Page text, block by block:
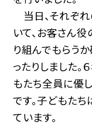
当日、それぞ
いて、お客さん
り組んでもらう
ったりしました
もたち全員に優
です。子どもた
ています。